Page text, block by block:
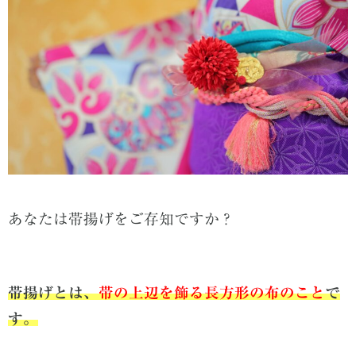
あなたは帯揚げをご存知ですか？
帯揚げとは、帯の上辺を飾る長方形の布のことで
す。